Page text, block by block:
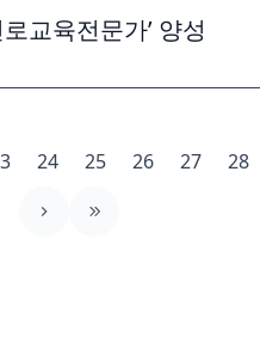
교육전문가’ 양성
24 25 26 27
28